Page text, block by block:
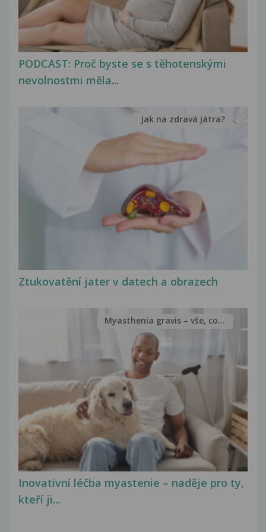
PODCAST: Proč byste se s těhotenskými
nevolnostmi měla...
Ztukovatění jater v datech a obrazech
Jak na zdravá játra?
Inovativní léčba myastenie – naděje pro ty,
kteří ji...
Myasthenia gravis – vše, co...